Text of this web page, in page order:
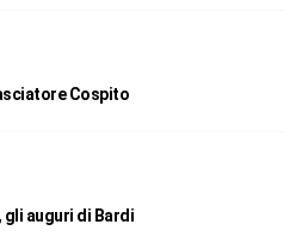
Cospito
auguri di Bardi